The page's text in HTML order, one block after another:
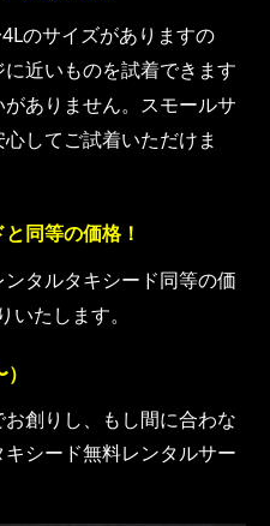
のサイズがありますの
近いものを試着できます
ありません。スモールサ
してご試着いただけま
同等の価格！
タルタキシード同等の価
いたします。
創りし、もし間に合わな
シード無料レンタルサー